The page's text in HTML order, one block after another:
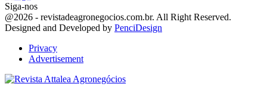
Siga-nos
Facebook
Twitter
Instagram
Linkedin
Youtube
Email
@2026 - revistadeagronegocios.com.br. All Right Reserved.
Designed and Developed by PenciDesign
Privacy
Advertisement